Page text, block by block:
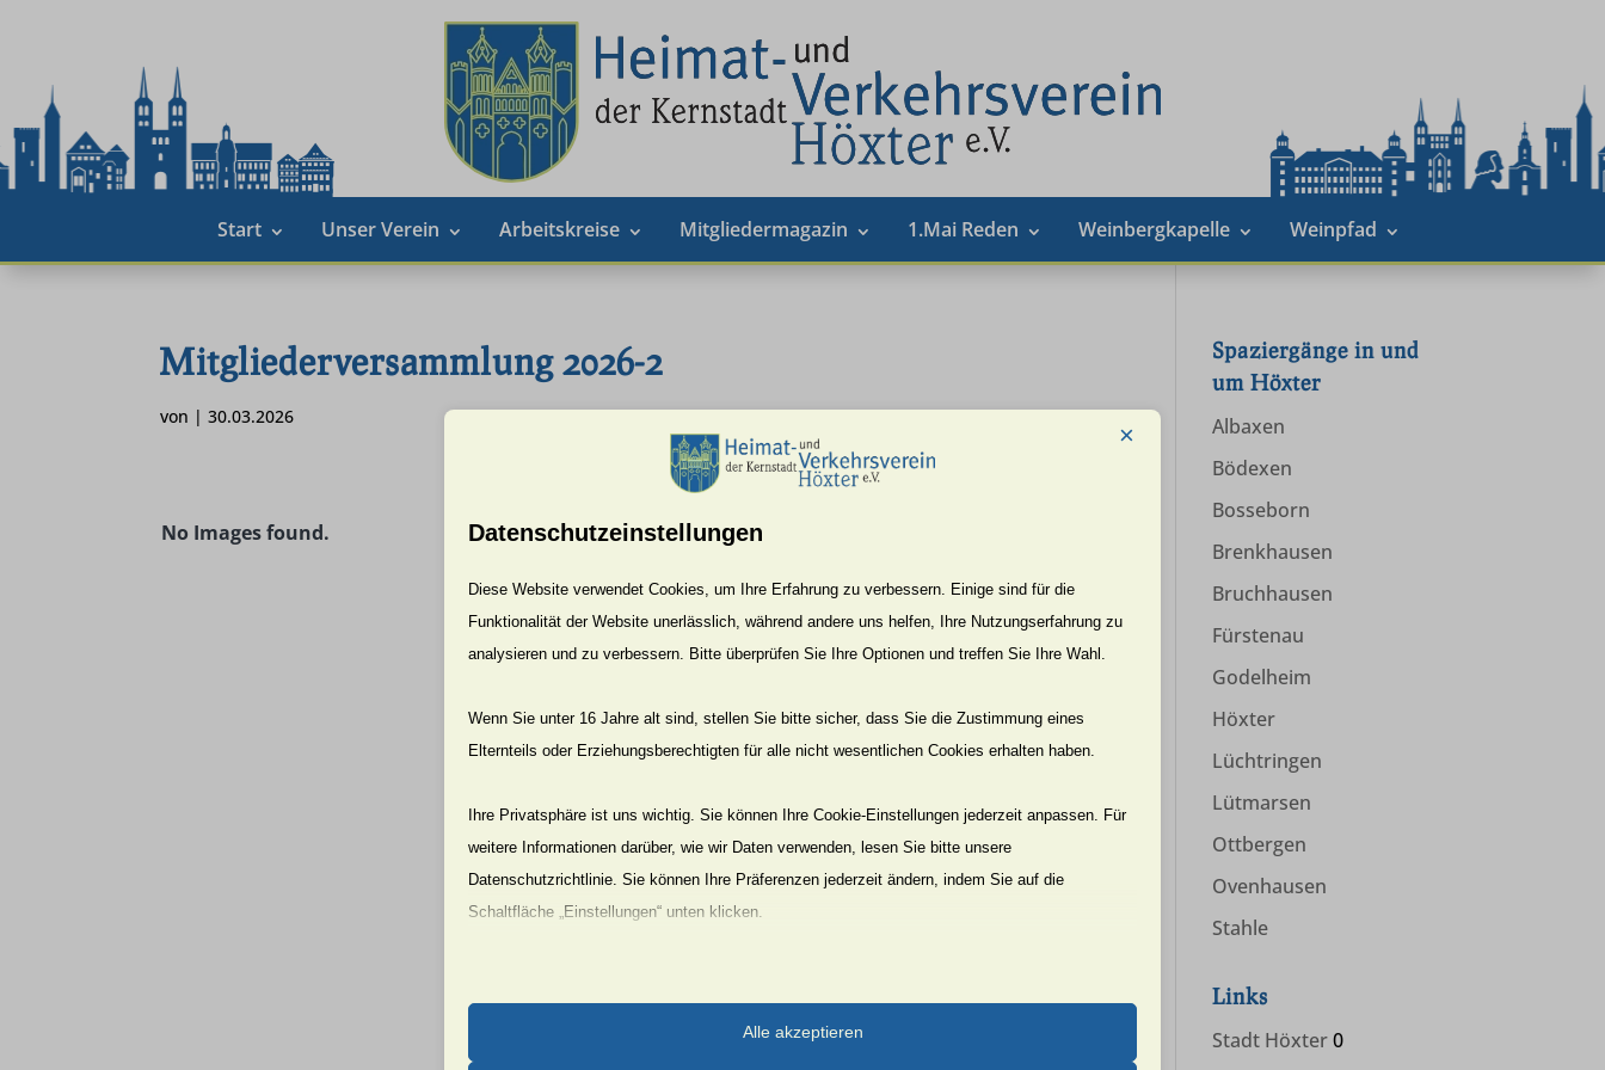
Start Unser Verein Arbeitskreise Mitgliedermagazin 1.Mai Reden Weinbergkapelle Weinpfad
Mitgliederversammlung 2026-2
von |30.03.2026
No Images found.
Spaziergänge in und
um Höxter
Albaxen
Bödexen
Bosseborn
Brenkhausen
Bruchhausen
Fürstenau
Godelheim
Höxter
Lüchtringen
Lütmarsen
Ottbergen
Ovenhausen
Stahle
Links
Stadt Höxter0
Datenschutzeinstellungen
×
Diese Website verwendet Cookies, um Ihre Erfahrung zu verbessern. Einige sind für die
Funktionalität der Website unerlässlich, während andere uns helfen, Ihre Nutzungserfahrung zu
analysieren und zu verbessern. Bitte überprüfen Sie Ihre Optionen und treffen Sie Ihre Wahl.
Wenn Sie unter 16 Jahre alt sind, stellen Sie bitte sicher, dass Sie die Zustimmung eines
Elternteils oder Erziehungsberechtigten für alle nicht wesentlichen Cookies erhalten haben.
Ihre Privatsphäre ist uns wichtig. Sie können Ihre Cookie-Einstellungen jederzeit anpassen. Für
weitere Informationen darüber, wie wir Daten verwenden, lesen Sie bitte unsere
Datenschutzrichtlinie. Sie können Ihre Präferenzen jederzeit ändern, indem Sie auf die
Schaltfläche „Einstellungen“ unten klicken.
und die von uns angebotenen Dienste beeinträchtigen kann.
Alle akzeptieren